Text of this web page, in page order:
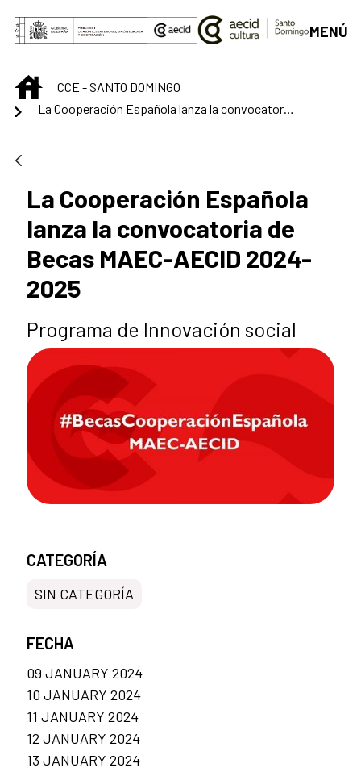
Skip to Main Content
MENÚ
INICIOCCE - SANTO DOMINGO
La Cooperación Española lanza la convocatoria de Becas MAEC-AECID 2024-2025
La Cooperación Española
lanza la convocatoria de
Becas MAEC-AECID 2024-
2025
Programa de Innovación social
CATEGORÍA
SIN CATEGORÍA
FECHA
09 JANUARY 2024
10 JANUARY 2024
11 JANUARY 2024
12 JANUARY 2024
13 JANUARY 2024